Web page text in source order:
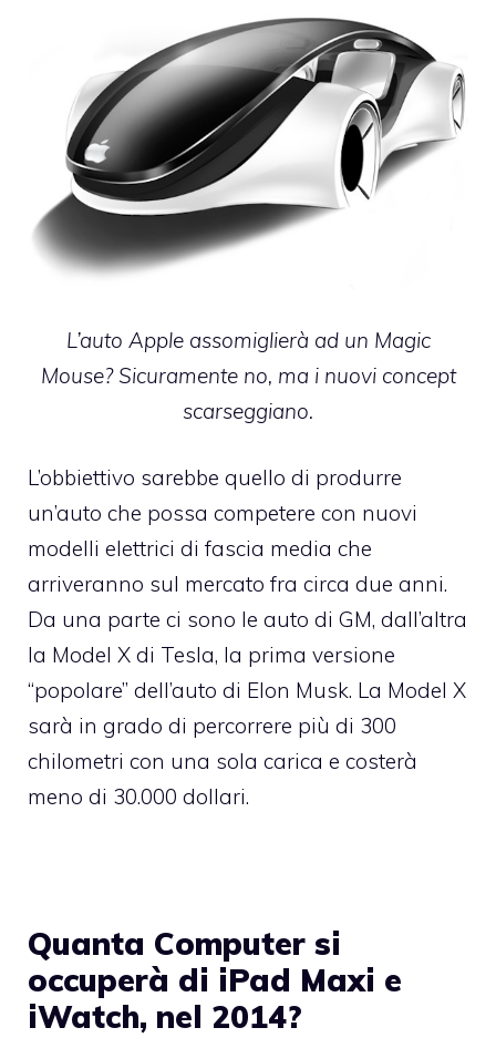
L’auto Apple assomiglierà ad un Magic
Mouse? Sicuramente no, ma i nuovi concept
scarseggiano.
L’obbiettivo sarebbe quello di produrre
un’auto che possa competere con nuovi
modelli elettrici di fascia media che
arriveranno sul mercato fra circa due anni.
Da una parte ci sono le auto di GM, dall’altra
la Model X di Tesla, la prima versione
“popolare” dell’auto di Elon Musk. La Model X
sarà in grado di percorrere più di 300
chilometri con una sola carica e costerà
meno di 30.000 dollari.
Quanta Computer si
occuperà di iPad Maxi e
iWatch, nel 2014?